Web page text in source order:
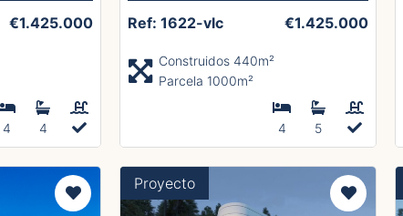
€1.425.000
4 4
Ref: 1622-vlc €1.425.000
Construidos 440m²
Parcela 1000m²
4 5
Proyecto